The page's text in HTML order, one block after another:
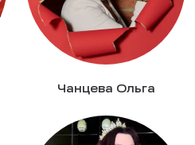
Чанцева Ольга